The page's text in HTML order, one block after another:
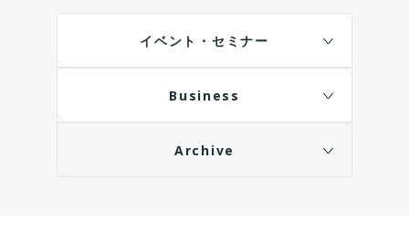
イベント・セミナー
Business
Archive